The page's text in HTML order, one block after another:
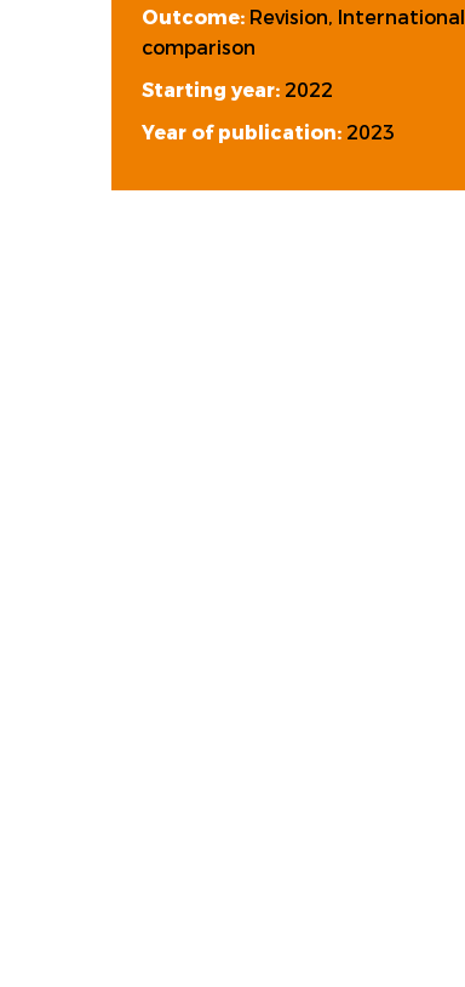
Outcome: Revision, International
comparison
Starting year: 2022
Year of publication: 2023